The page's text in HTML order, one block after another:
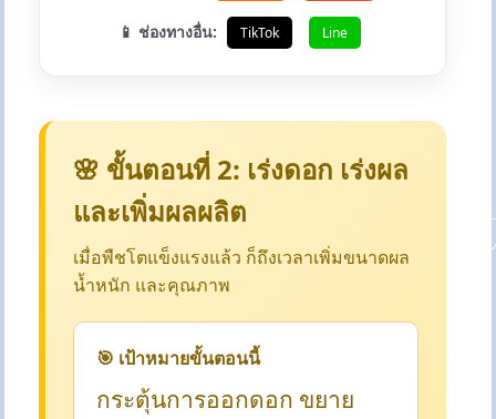
📱 ช่องทางอื่น: TikTok Line
🌸 ขั้นตอนที่ 2: เร่งดอก เร่งผล
และเพิ่มผลผลิต
เมื่อพืชโตแข็งแรงแล้ว ก็ถึงเวลาเพิ่มขนาดผล
น้ำหนัก และคุณภาพ
🎯 เป้าหมายขั้นตอนนี้
กระตุ้นการออกดอก ขยาย